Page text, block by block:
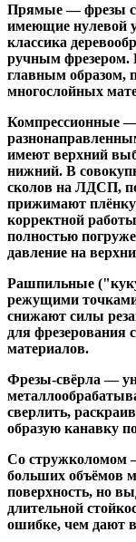
Прямые— фрезы
имеющие нулевой
классика
ручным фрезером.
главным образом,
многослойных
Компрессионные—
имеют верхний
нижний. В
сколов на ЛДСП,
прижимают
корректной
полностью
давление на
Рашпильные
режущими
снижают силы
для фрезерования
материалов.
Фрезы-свёрла —
сверлить,
образую канавку
Со стружколомом
больших объёмов
поверхность, но
длительной
ошибке, чем дают